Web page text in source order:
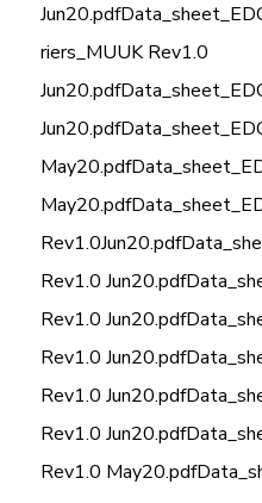
Jun20.pdf
riers_MUUK Rev1.0
Jun20.pdf
Jun20.pdf
May20.pdf
May20.pdf
Rev1.0Jun20.pdf
Rev1.0 Jun20.pdf
Rev1.0 Jun20.pdf
Rev1.0 Jun20.pdf
Rev1.0 Jun20.pdf
Rev1.0 Jun20.pdf
Rev1.0 May20.pdf